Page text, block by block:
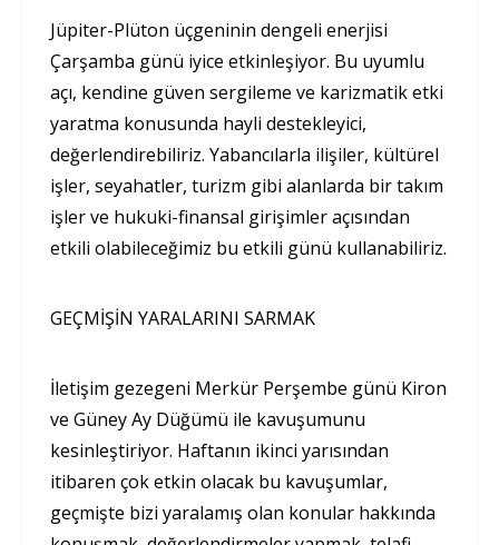
Jüpiter-Plüton üçgeninin dengeli enerjisi
Çarşamba günü iyice etkinleşiyor. Bu uyumlu
açı, kendine güven sergileme ve karizmatik etki
yaratma konusunda hayli destekleyici,
değerlendirebiliriz. Yabancılarla ilişiler, kültürel
işler, seyahatler, turizm gibi alanlarda bir takım
işler ve hukuki-finansal girişimler açısından
etkili olabileceğimiz bu etkili günü kullanabiliriz.
GEÇMİŞİN YARALARINI SARMAK
İletişim gezegeni Merkür Perşembe günü Kiron
ve Güney Ay Düğümü ile kavuşumunu
kesinleştiriyor. Haftanın ikinci yarısından
itibaren çok etkin olacak bu kavuşumlar,
geçmişte bizi yaralamış olan konular hakkında